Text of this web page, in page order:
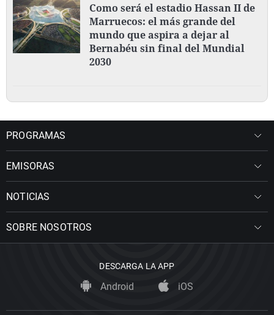
Como será el estadio Hassan II de
Marruecos: el más grande del
mundo que aspira a dejar al
Bernabéu sin final del Mundial
2030
PROGRAMAS
EMISORAS
NOTICIAS
SOBRE NOSOTROS
DESCARGA LA APP
Android iOS